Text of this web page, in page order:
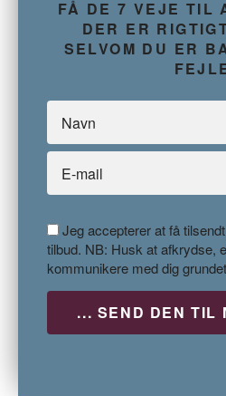
FÅ DE 7 VEJE TIL
DER ER
SELVOM DU ER
Jeg accepterer at få
tilbud. NB: Husk at afkrydse,
kommunikere med dig